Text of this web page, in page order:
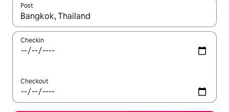
Post
Meta r-riżultati jkunu disponibbli, tista' tmur minn riżultat
Checkin
Checkout